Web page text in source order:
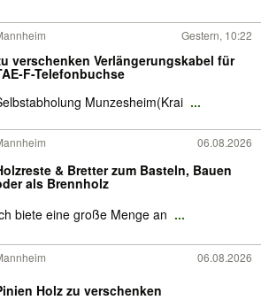
Gestern, 10:22
Verlängerungskabel für
F-Telefonbuchse
Munzesheim(Krai ...
06.08.2026
& Bretter zum Basteln, Bauen
als Brennholz
biete eine große Menge an ...
06.08.2026
Holz zu verschenken